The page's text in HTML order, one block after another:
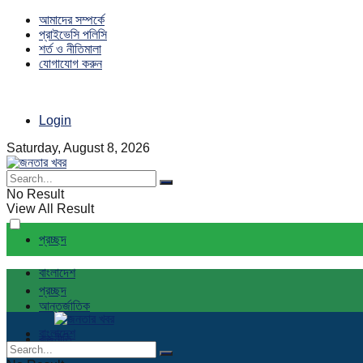
আমাদের সম্পর্কে
প্রাইভেসি পলিসি
শর্ত ও নীতিমালা
যোগাযোগ করুন
Login
Saturday, August 8, 2026
No Result
View All Result
প্রচ্ছদ
বাংলাদেশ
আন্তর্জাতিক
রাজনীতি
প্রচ্ছদ
বাংলাদেশ